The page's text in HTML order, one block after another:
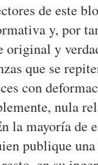
de este
y, por
original y
que se
con
nula
la mayoría de
publique